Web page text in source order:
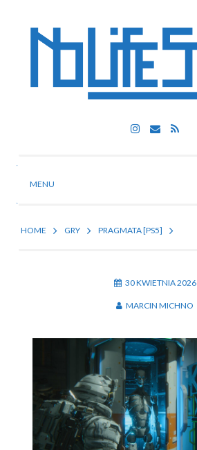
Nolife Style
Technologia, fotografia, rozrywka
Instagram
EmailRSS
MENU
HOME GRY PRAGMATA [PS5]
30 KWIETNIA 2026
MARCIN MICHNO